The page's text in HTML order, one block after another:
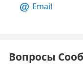
Email
Вопросы